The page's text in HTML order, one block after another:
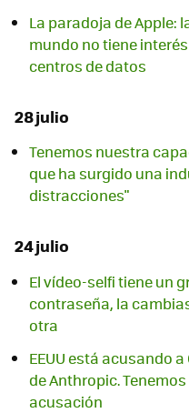
La paradoja de Apple:
mundo no tiene
centros de datos
28 julio
Tenemos nuestra
que ha surgido una
distracciones"
24 julio
El vídeo-selfi tiene un
contraseña, la
otra
EEUU está acusando
de Anthropic.
acusación